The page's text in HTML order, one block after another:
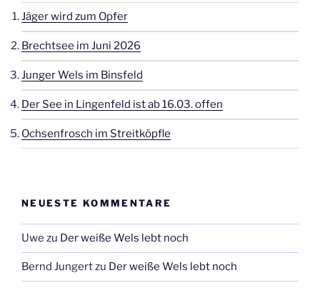
Jäger wird zum Opfer
Brechtsee im Juni 2026
Junger Wels im Binsfeld
Der See in Lingenfeld ist ab 16.03. offen
Ochsenfrosch im Streitköpfle
NEUESTE KOMMENTARE
Uwe zu Der weiße Wels lebt noch
Bernd Jungertzu Der weiße Wels lebt noch